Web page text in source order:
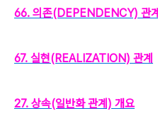
66. 의존(DEPENDENCY) 관계
67. 실현(REALIZATION) 관계
27. 상속(일반화 관계) 개요